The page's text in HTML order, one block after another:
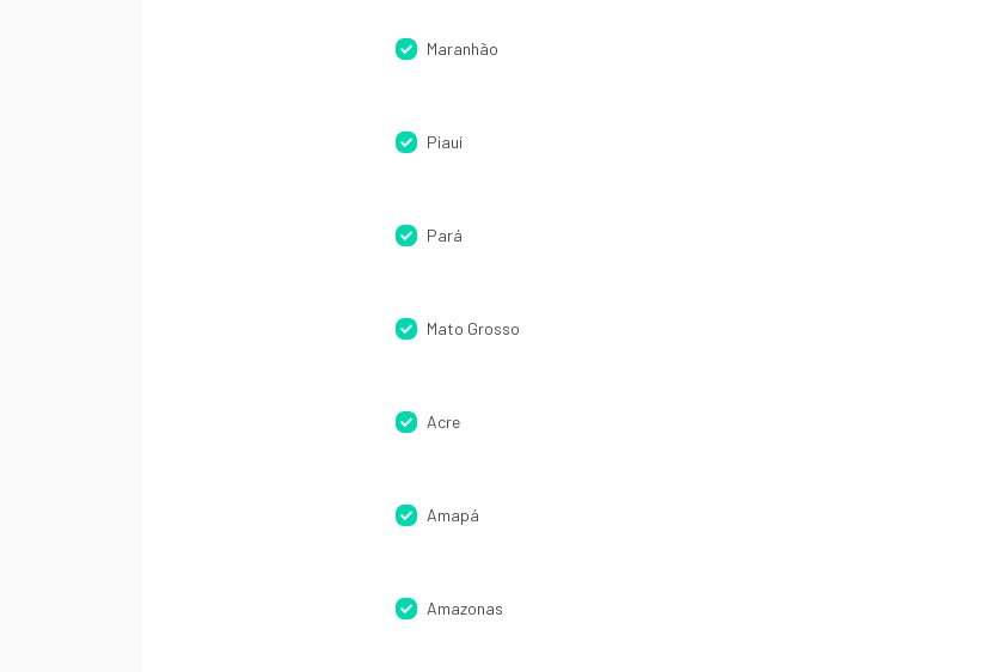
Maranhão
Piauí
Pará
Mato Grosso
Acre
Amapá
Amazonas